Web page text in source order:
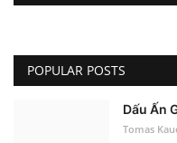
POPULAR POSTS
Dấu Ấn
Tomas